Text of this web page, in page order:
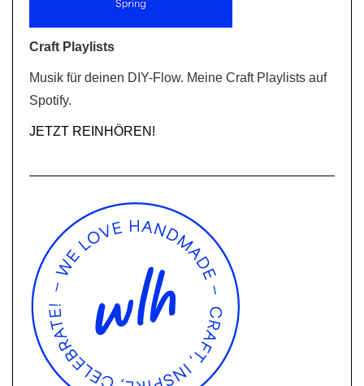
Craft Playlists
Musik für deinen DIY-Flow. Meine Craft Playlists auf
Spotify.
JETZT REINHÖREN!